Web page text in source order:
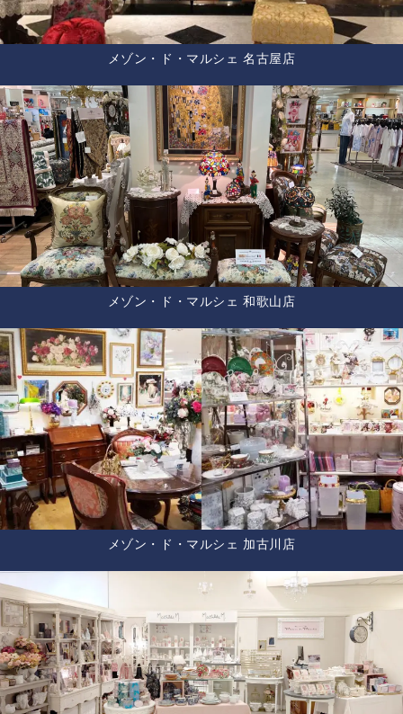
メゾン・ド・マルシェ 名古屋店
メゾン・ド・マルシェ 和歌山店
メゾン・ド・マルシェ 加古川店